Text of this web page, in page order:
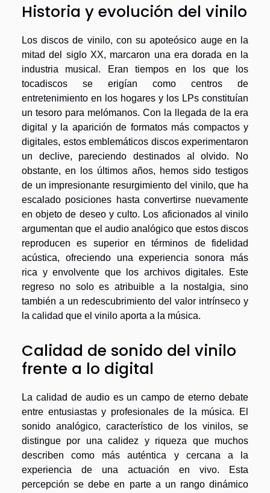
Historia y evolución del vinilo
Los discos de vinilo, con su apoteósico auge en la
mitad del siglo XX, marcaron una era dorada en la
industria musical. Eran tiempos en los que los
tocadiscos se erigían como centros de
entretenimiento en los hogares y los LPs constituían
un tesoro para melómanos. Con la llegada de la era
digital y la aparición de formatos más compactos y
digitales, estos emblemáticos discos experimentaron
un declive, pareciendo destinados al olvido. No
obstante, en los últimos años, hemos sido testigos
de un impresionante resurgimiento del vinilo, que ha
escalado posiciones hasta convertirse nuevamente
en objeto de deseo y culto. Los aficionados al vinilo
argumentan que el audio analógico que estos discos
reproducen es superior en términos de fidelidad
acústica, ofreciendo una experiencia sonora más
rica y envolvente que los archivos digitales. Este
regreso no solo es atribuible a la nostalgia, sino
también a un redescubrimiento del valor intrínseco y
la calidad que el vinilo aporta a la música.
Calidad de sonido del vinilo
frente a lo digital
La calidad de audio es un campo de eterno debate
entre entusiastas y profesionales de la música. El
sonido analógico, característico de los vinilos, se
distingue por una calidez y riqueza que muchos
describen como más auténtica y cercana a la
experiencia de una actuación en vivo. Esta
percepción se debe en parte a un rango dinámico